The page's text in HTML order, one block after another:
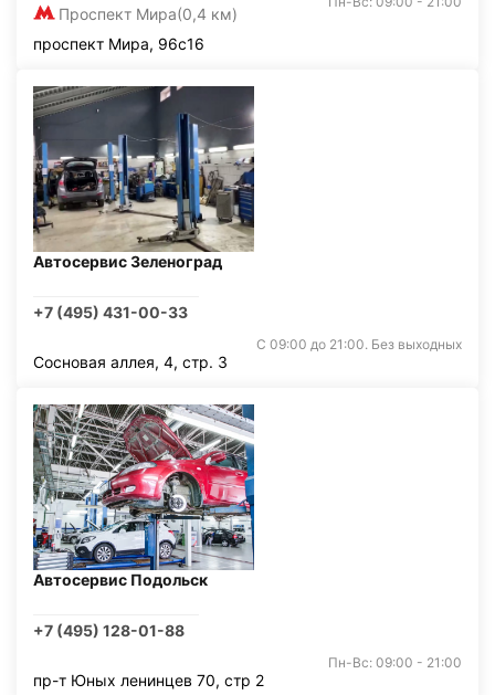
Проспект Мира(0,4 км)
проспект Мира, 96с16
Автосервис Зеленоград
+7 (495) 431-00-33
С 09:00 до 21:00. Без выходных
Сосновая аллея, 4, стр. 3
Автосервис Подольск
+7 (495) 128-01-88
Пн-Вс: 09:00 - 21:00
пр-т Юных ленинцев 70, стр 2